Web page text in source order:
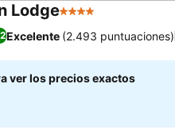
Lodge4 Estrellas
Excelente (2.493 puntuaciones)
ver los precios exactos